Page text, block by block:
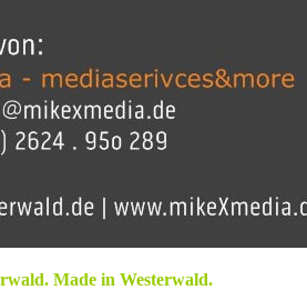
Made in Westerwald.